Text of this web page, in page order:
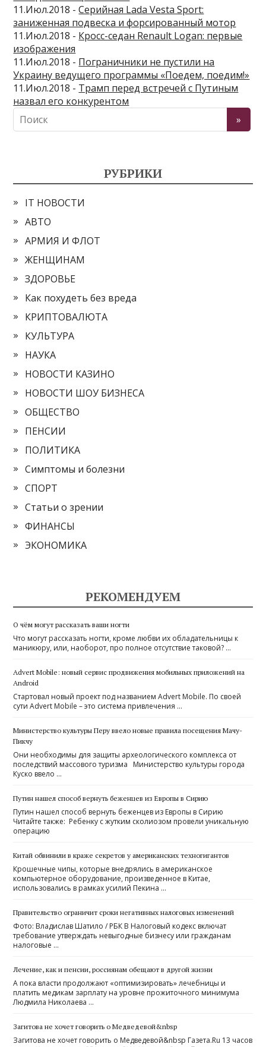
11.Июл.2018 -Серийная Lada Vesta Sport:
заниженная подвеска и форсированный мотор
11.Июл.2018 - Кросс-седан Renault Logan: первые
изображения
11.Июл.2018 - Пограничники не пустили на
Украину ведущего программы «Поедем, поедим!»
11.Июл.2018 - Трамп перед встречей с Путиным
назвал его конкурентом
РУБРИКИ
IT НОВОСТИ
АВТО
АРМИЯ И ФЛОТ
ЖЕНЩИНАМ
ЗДОРОВЬЕ
Как похудеть без вреда
КРИПТОВАЛЮТА
КУЛЬТУРА
НАУКА
НОВОСТИ КАЗИНО
НОВОСТИ ШОУ БИЗНЕСА
ОБЩЕСТВО
ПЕНСИИ
ПОЛИТИКА
Симптомы и болезни
СПОРТ
Статьи о зрении
ФИНАНСЫ
ЭКОНОМИКА
РЕКОМЕНДУЕМ
О чём могут рассказать ваши ногти
Что могут рассказать ногти, кроме любви их обладательницы к
маникюру, или, наоборот, про полное отсутствие таковой? …
Advert Mobile: новый сервис продвижения мобильных приложений на
Android
Стартовал новый проект под названием Advert Mobile. По своей
сути Advert Mobile – это система привлечения …
Министерство культуры Перу ввело новые правила посещения Мачу-
Пикчу
Они необходимы для защиты археологического комплекса от
последствий массового туризма Министерство культуры города
Куско ввело …
Путин нашел способ вернуть беженцев из Европы в Сирию
Путин нашел способ вернуть беженцев из Европы в Сирию
Читайте также: Ребенку с жутким сколиозом провели уникальную
операцию
Китай обвинили в краже секретов у американских техногигантов
Крошечные чипы, которые внедрялись в американское
компьютерное оборудование, произведенное в Китае,
использовались в рамках усилий Пекина …
Правительство ограничит сроки негативных налоговых изменений
Фото: Владислав Шатило / РБК В Налоговый кодекс включат
требование утверждать невыгодные бизнесу или гражданам
налоговые …
Лечение, как и пенсии, россиянам обещают в другой жизни
А пока власти продолжают «оптимизировать» лечебницы и
платить медикам зарплату на уровне прожиточного минимума
Людмила Николаева …
Загитова не хочет говорить о Медведевой&nbsp
Загитова не хочет говорить о Медведевой&nbsp Газета.Ru 13 часов